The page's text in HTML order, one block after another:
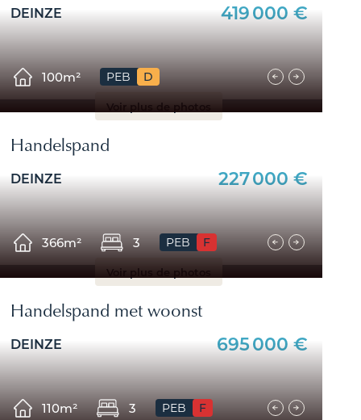
Nevele (9850), Poesele (9850), Vosselare
DEINZE 419 000 €
Voir plus de photos
100m² PEB D
Handelspand
DEINZE 227 000 €
Voir plus de photos
366m² 3 PEB F
Handelspand met woonst
DEINZE 695 000 €
110m² 3 PEB F